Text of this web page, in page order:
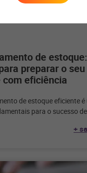
de
preparar o seu
com eficiência
de estoque eficiente
para o sucesso
+